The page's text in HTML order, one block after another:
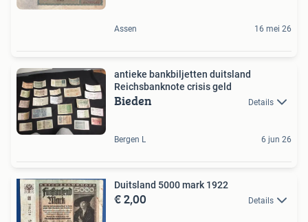
Assen 16 mei 26
antieke bankbiljetten duitsland
Reichsbanknote crisis geld
Bieden Details
Bergen L 6 jun 26
Duitsland 5000 mark 1922
€ 2,00 Details